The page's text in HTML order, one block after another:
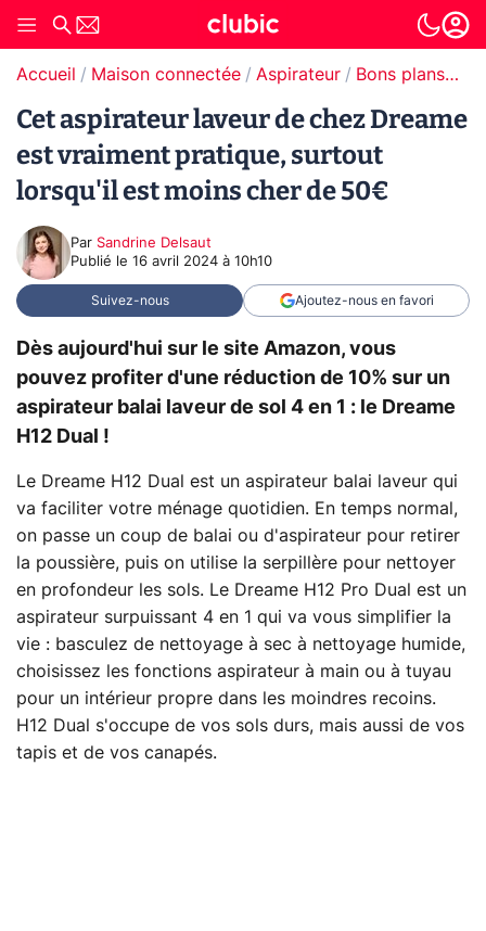
Accueil Maison connectée Aspirateur Bons plans Aspirateur
Cet aspirateur laveur de chez Dreame
est vraiment pratique, surtout
lorsqu'il est moins cher de 50€
Par Sandrine Delsaut
Publié le 16 avril 2024 à 10h10
Suivez-nous Ajoutez-nous en favori
Dès aujourd'hui sur le site Amazon, vous
pouvez profiter d'une réduction de 10% sur un
aspirateur balai laveur de sol 4 en 1 : le Dreame
H12 Dual !
Le Dreame H12 Dual est un aspirateur balai laveur qui
va faciliter votre ménage quotidien. En temps normal,
on passe un coup de balai ou d'aspirateur pour retirer
la poussière, puis on utilise la serpillère pour nettoyer
en profondeur les sols. Le Dreame H12 Pro Dual est un
aspirateur surpuissant 4 en 1 qui va vous simplifier la
vie : basculez de nettoyage à sec à nettoyage humide,
choisissez les fonctions aspirateur à main ou à tuyau
pour un intérieur propre dans les moindres recoins.
H12 Dual s'occupe de vos sols durs, mais aussi de vos
tapis et de vos canapés.